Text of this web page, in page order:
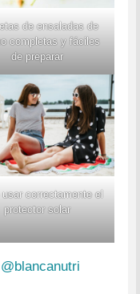
de ensaladas de
completas y fáciles
de preparar
correctamente el
protector solar
@blancanutri